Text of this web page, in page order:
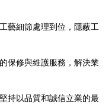
藝細節處理到位，隱蔽工
保修與維護服務，解決業
持以品質和誠信立業的最